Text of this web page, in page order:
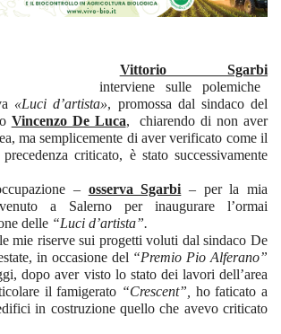
Vittorio Sgarbi
interviene sulle polemiche
«Luci d’artista», promossa dal sindaco del
Vincenzo De Luca,
chiarendo di non aver
ma semplicemente di aver verificato come il
criticato, è stato successivamente
– osserva Sgarbi – per la mia
a Salerno per inaugurare l’ormai
delle “Luci d’artista”.
mie riserve sui progetti voluti dal sindaco De
in occasione del “Premio Pio Alferano”
dopo aver visto lo stato dei lavori dell’area
il famigerato “Crescent”,
ho faticato a
in costruzione quello che avevo criticato